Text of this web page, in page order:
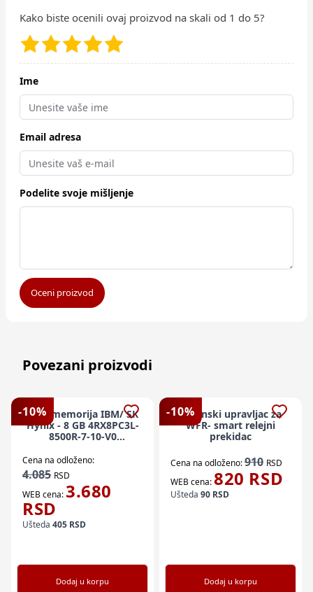
Kako biste ocenili ovaj proizvod na skali od 1 do 5?
Ime
Email adresa
Podelite svoje mišljenje
Oceni proizvod
Povezani proizvodi
-10%
Ram memorija IBM/ SK
Hynix - 8 GB 4RX8PC3L-
8500R-7-10-V0
D7-AC
Cena na odloženo:
4.085 RSD
WEB cena:3.680
RSD
Ušteda 405 RSD
Dodaj u korpu
-10%
Daljinski upravljac za
WFR- smart relejni
prekidac
Cena na odloženo:910 RSD
WEB cena:820 RSD
Ušteda 90 RSD
Dodaj u korpu